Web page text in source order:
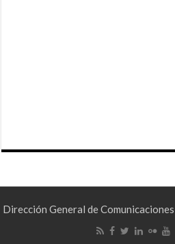
Dirección General de Comunicaciones